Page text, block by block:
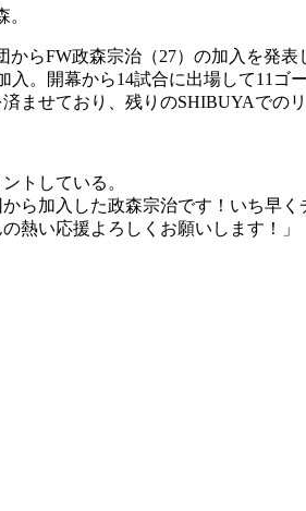
らFW政森宗治（27）の加入を発
入。開幕から14試合に出場して11
ませており、残りのSHIBUYAでの
トしている。
ら加入した政森宗治です！いち早
熱い応援よろしくお願いします！」